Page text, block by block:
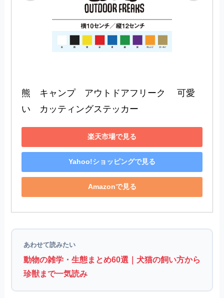
熊　キャンプ　アウトドアフリーク 　可愛
い　カッティングステッカー
楽天市場で見る
Yahoo!ショッピングで見る
Amazonで見る
あわせて読みたい
動物の雑学・生態まとめ60選｜犬猫の飼い方から
珍獣まで一気読み